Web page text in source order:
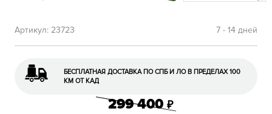
7 - 14 дней
Артикул: 23723
БЕСПЛАТНАЯ ДОСТАВКА ПО СПБ И ЛО В ПРЕДЕЛАХ 100
КМ ОТ КАД
299 400₽